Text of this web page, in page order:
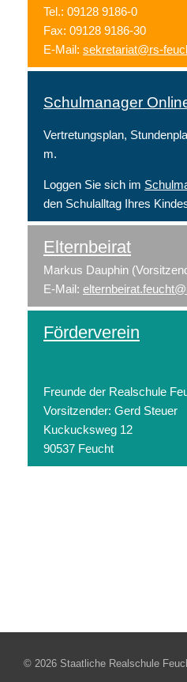
Tel.: 09128 9186-0
Fax: 09128 9186-30
E-Mail: sekretariat@rs-
Schulmanager
Vertretungsplan,
m.
Loggen Sie sich im
den Schulalltag Ihres
Elternbeirat
Markus Dauphin
E-Mail:
Förderverein
Freunde der Realschule
Vorsitzender: Gerd Steuer
Kuckucksweg 12
90537 Feucht
© 2026 Staatliche Realschule